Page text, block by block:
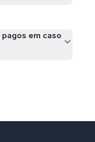
em caso